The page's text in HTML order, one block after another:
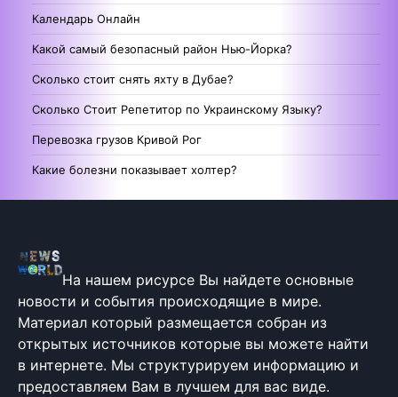
Календарь Онлайн
Какой самый безопасный район Нью-Йорка?
Сколько стоит снять яхту в Дубае?
Сколько Стоит Репетитор по Украинскому Языку?
Перевозка грузов Кривой Рог
Какие болезни показывает холтер?
На нашем рисурсе Вы найдете основные
новости и события происходящие в мире.
Материал который размещается собран из
открытых источников которые вы можете найти
в интернете. Мы структурируем информацию и
предоставляем Вам в лучшем для вас виде.